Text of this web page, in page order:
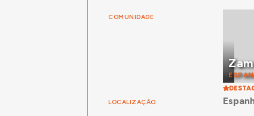
COMUNIDADE
LOCALIZAÇÃO